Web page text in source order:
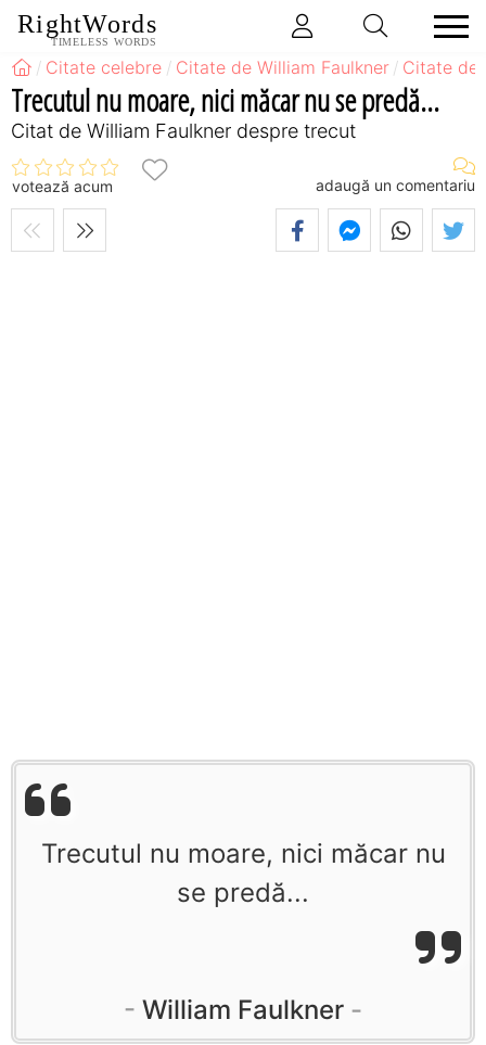
RightWords
TIMELESS WORDS
Citate celebre Citate de William Faulkner Citate de
Trecutul nu moare, nici măcar nu se predă...
Citat de William Faulkner despre trecut
votează acum adaugă un comentariu
Trecutul nu moare, nici măcar nu
se predă...
William Faulkner